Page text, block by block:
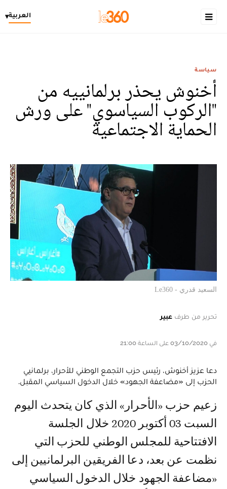
العربية▾
سياسة
أخنوش يحذر برلمانييه من
"الركوب السياسوي" على ورش
الحماية الاجتماعية
السعيد قدري - Le360
تحرير من طرف عبير
في 03/10/2020 على الساعة 21:00
دعا عزيز أخنوش، رئيس حزب التجمع الوطني للأحرار، برلمانيي
الحزب إلى «مضاعفة الجهود» خلال الدخول السياسي المقبل.
زعيم حزب «الأحرار» الذي كان يتحدث اليوم
السبت 03 أكتوبر 2020 خلال الجلسة
الافتتاحية للمجلس الوطني للحزب التي
نظمت عن بعد، دعا الفريقين البرلمانيين إلى
«مضاعفة الجهود خلال الدخول السياسي